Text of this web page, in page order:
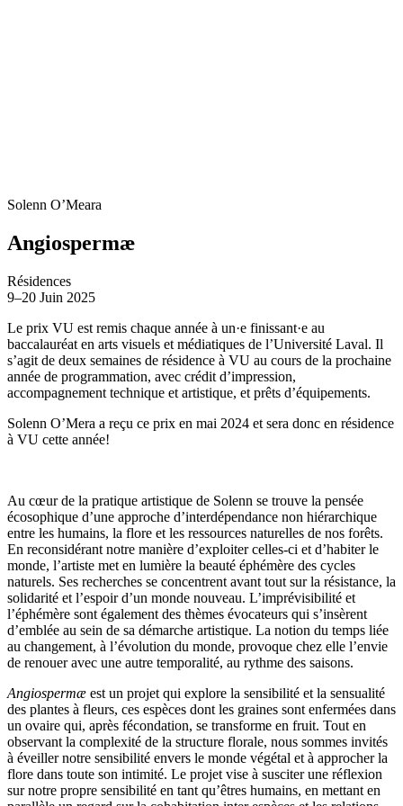
Solenn O’Meara
Angiospermæ
Résidences
9–20 Juin 2025
Le prix VU est remis chaque année à un·e finissant·e au
baccalauréat en arts visuels et médiatiques de l’Université Laval. Il
s’agit de deux semaines de résidence à VU au cours de la prochaine
année de programmation, avec crédit d’impression,
accompagnement technique et artistique, et prêts d’équipements.
Solenn O’Mera a reçu ce prix en mai 2024 et sera donc en résidence
à VU cette année!
Au cœur de la pratique artistique de Solenn se trouve la pensée
écosophique d’une approche d’interdépendance non hiérarchique
entre les humains, la flore et les ressources naturelles de nos forêts.
En reconsidérant notre manière d’exploiter celles-ci et d’habiter le
monde, l’artiste met en lumière la beauté éphémère des cycles
naturels. Ses recherches se concentrent avant tout sur la résistance, la
solidarité et l’espoir d’un monde nouveau. L’imprévisibilité et
l’éphémère sont également des thèmes évocateurs qui s’insèrent
d’emblée au sein de sa démarche artistique. La notion du temps liée
au changement, à l’évolution du monde, provoque chez elle l’envie
de renouer avec une autre temporalité, au rythme des saisons.
Angiospermæ est un projet qui explore la sensibilité et la sensualité
des plantes à fleurs, ces espèces dont les graines sont enfermées dans
un ovaire qui, après fécondation, se transforme en fruit. Tout en
observant la complexité de la structure florale, nous sommes invités
à éveiller notre sensibilité envers le monde végétal et à approcher la
flore dans toute son intimité. Le projet vise à susciter une réflexion
sur notre propre sensibilité en tant qu’êtres humains, en mettant en